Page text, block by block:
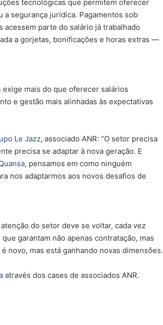
tecnológicas que permitem oferecer
segurança jurídica. Pagamentos sob
parte do salário já trabalhado
a gorjetas, bonificações e horas extras —
mais do que oferecer salários
e gestão mais alinhadas às expectativas
Le Jazz, associado ANR: “O setor precisa
precisa se adaptar à nova geração. E
, pensamos em como ninguém
nos adaptarmos aos novos desafios de
do setor deve se voltar, cada vez
garantam não apenas contratação, mas
novo, mas está ganhando novas dimensões.
através dos cases de associados ANR.